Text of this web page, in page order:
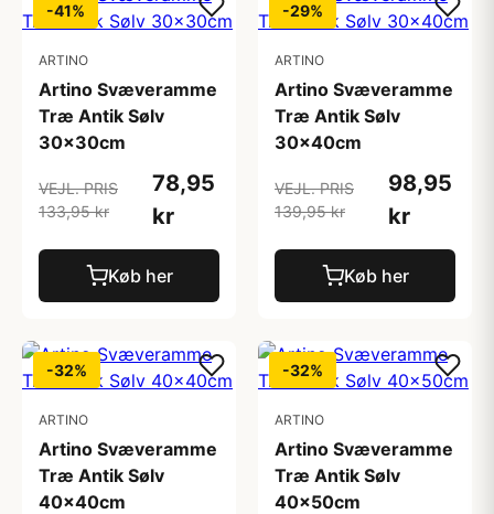
-41%
ARTINO
Artino Svæveramme
Træ Antik Sølv
30x30cm
VEJL. PRIS
133,95 kr
78,95
kr
Køb her
-29%
ARTINO
Artino Svæveramme
Træ Antik Sølv
30x40cm
VEJL. PRIS
139,95 kr
98,95
kr
Køb her
-32%
ARTINO
Artino Svæveramme
Træ Antik Sølv
40x40cm
-32%
ARTINO
Artino Svæveramme
Træ Antik Sølv
40x50cm